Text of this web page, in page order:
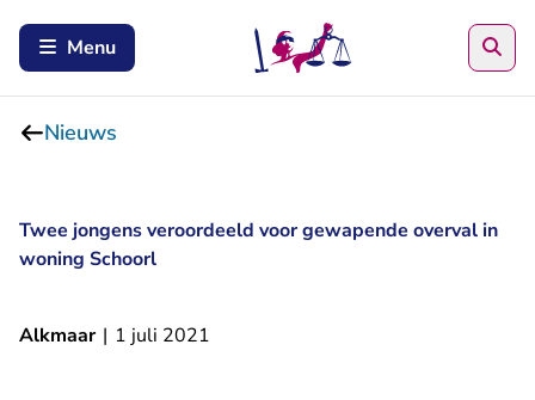
Menu
Nieuws
Twee jongens veroordeeld voor gewapende overval in
woning Schoorl
Alkmaar | 1 juli 2021